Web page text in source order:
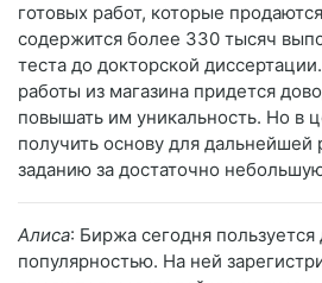
готовых работ, которые
содержится более 330 тысяч
теста до докторской
работы из магазина придется
повышать им уникальность. Но
получить основу для дальнейшей
заданию за достаточно
Алиса: Биржа сегодня пользуется
популярностью. На ней